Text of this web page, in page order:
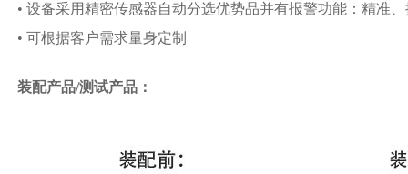
• 设备采用精密传感器自动分选优势品并有报警功能：精准
• 可根据客户需求量身定制
装配产品/测试产品：